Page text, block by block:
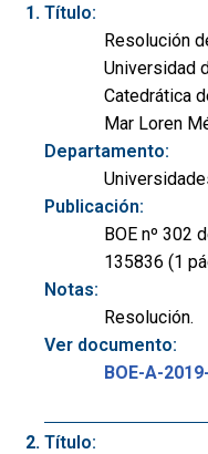
Título:
Resolución
Universidad
Catedrática
Mar Loren
Departamento:
Publicación:
BOE nº 302
135836 (1
Notas:
Resolución.
Ver documento:
BOE-A-
Título: